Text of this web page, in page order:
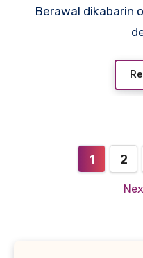
Berawal dikabarin
pagination
1 2